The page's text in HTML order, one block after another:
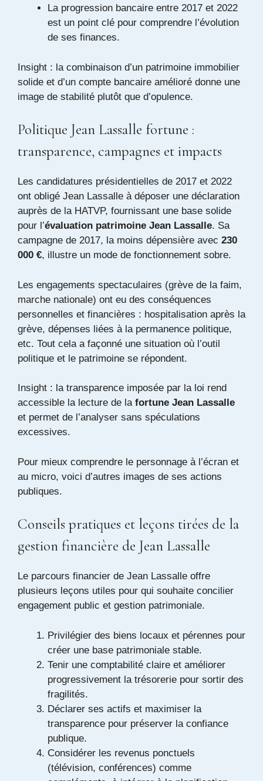
La progression bancaire entre 2017 et 2022
est un point clé pour comprendre l’évolution
de ses finances.
Insight : la combinaison d’un patrimoine immobilier
solide et d’un compte bancaire amélioré donne une
image de stabilité plutôt que d’opulence.
Politique Jean Lassalle fortune :
transparence, campagnes et impacts
Les candidatures présidentielles de 2017 et 2022
ont obligé Jean Lassalle à déposer une déclaration
auprès de la HATVP, fournissant une base solide
pour l’évaluation patrimoine Jean Lassalle. Sa
campagne de 2017, la moins dépensière avec 230
000 €, illustre un mode de fonctionnement sobre.
Les engagements spectaculaires (grève de la faim,
marche nationale) ont eu des conséquences
personnelles et financières : hospitalisation après la
grève, dépenses liées à la permanence politique,
etc. Tout cela a façonné une situation où l’outil
politique et le patrimoine se répondent.
Insight : la transparence imposée par la loi rend
accessible la lecture de la fortune Jean Lassalle
et permet de l’analyser sans spéculations
excessives.
Pour mieux comprendre le personnage à l’écran et
au micro, voici d’autres images de ses actions
publiques.
Conseils pratiques et leçons tirées de la
gestion financière de Jean Lassalle
Le parcours financier de Jean Lassalle offre
plusieurs leçons utiles pour qui souhaite concilier
engagement public et gestion patrimoniale.
Privilégier des biens locaux et pérennes pour
créer une base patrimoniale stable.
Tenir une comptabilité claire et améliorer
progressivement la trésorerie pour sortir des
fragilités.
Déclarer ses actifs et maximiser la
transparence pour préserver la confiance
publique.
Considérer les revenus ponctuels
(télévision, conférences) comme